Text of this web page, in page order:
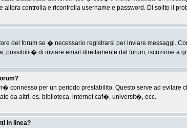
allora controlla e ricontrolla username e password. Di solito il
del forum se � necessario registrarsi per inviare messaggi.
possibilit� di inviare email direttamente dal forum, iscrizione a
connesso per un periodo prestabilito. Questo serve ad
da altri, es. biblioteca, internet caf�, universit�, ecc.
in linea?